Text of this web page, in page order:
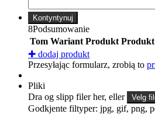
Kontyntynuj
8Podsumowanie
Tom Wariant Produkt
✚ dodaj produkt
Przesyłając formularz, zrobią to
Pliki
Dra og slipp filer her, eller
Velg
Godkjente filtyper: jpg, gif, png,